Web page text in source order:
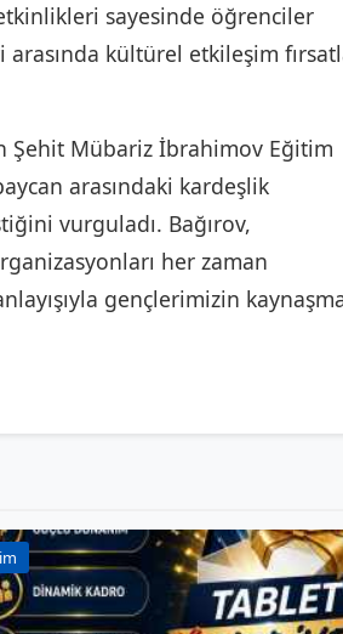
sayesinde öğrenciler
kültürel etkileşim
Şehit Mübariz İbrahimov Eğitim
arasındaki kardeşlik
vurguladı. Bağırov,
her zaman
gençlerimizin